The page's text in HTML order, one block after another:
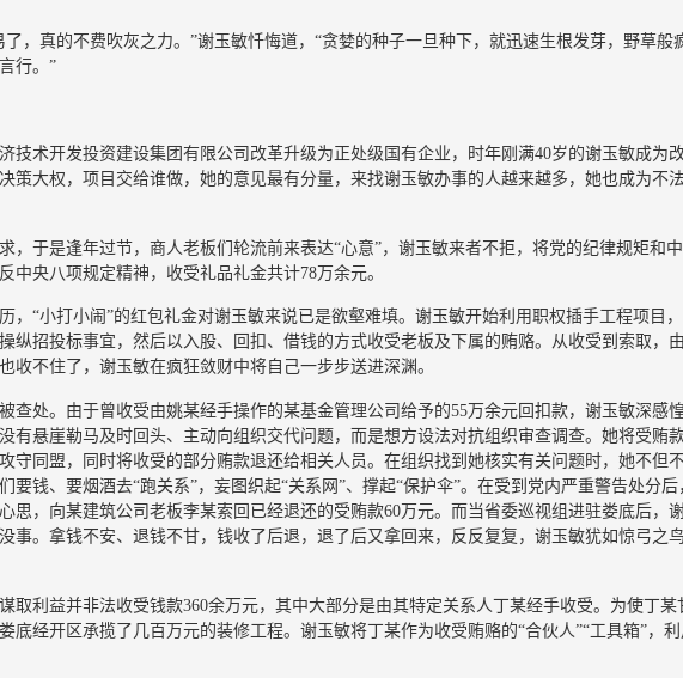
，真的不费吹灰之力。”谢玉敏忏悔道，“贪婪的种子一旦种下，就迅速生根发芽，野草般
行。”
技术开发投资建设集团有限公司改革升级为正处级国有企业，时年刚满40岁的谢玉敏成为
策大权，项目交给谁做，她的意见最有分量，来找谢玉敏办事的人越来越多，她也成为不
，于是逢年过节，商人老板们轮流前来表达“心意”，谢玉敏来者不拒，将党的纪律规矩和
中央八项规定精神，收受礼品礼金共计78万余元。
，“小打小闹”的红包礼金对谢玉敏来说已是欲壑难填。谢玉敏开始利用职权插手工程项目
纵招投标事宜，然后以入股、回扣、借钱的方式收受老板及下属的贿赂。从收受到索取，
收不住了，谢玉敏在疯狂敛财中将自己一步步送进深渊。
查处。由于曾收受由姚某经手操作的某基金管理公司给予的55万余元回扣款，谢玉敏深感惶
有悬崖勒马及时回头、主动向组织交代问题，而是想方设法对抗组织审查调查。她将受贿
守同盟，同时将收受的部分贿款退还给相关人员。在组织找到她核实有关问题时，她不但
钱、要烟酒去“跑关系”，妄图织起“关系网”、撑起“保护伞”。在受到党内严重警告处分后
思，向某建筑公司老板李某索回已经退还的受贿款60万元。而当省委巡视组进驻娄底后，
事。拿钱不安、退钱不甘，钱收了后退，退了后又拿回来，反反复复，谢玉敏犹如惊弓之鸟
取利益并非法收受钱款360余万元，其中大部分是由其特定关系人丁某经手收受。为使丁某
底经开区承揽了几百万元的装修工程。谢玉敏将丁某作为收受贿赂的“合伙人”“工具箱”，利